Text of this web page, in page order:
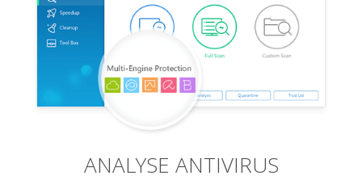
ANALYSE ANTIVIRUS